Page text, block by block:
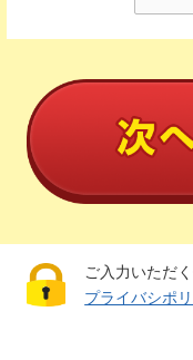
ご入力いただ
プライバシポ